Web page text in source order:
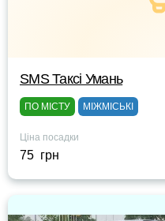
SMS Таксі Умань
ПО МІСТУ МІЖМІСЬКІ
Ціна посадки
75 грн